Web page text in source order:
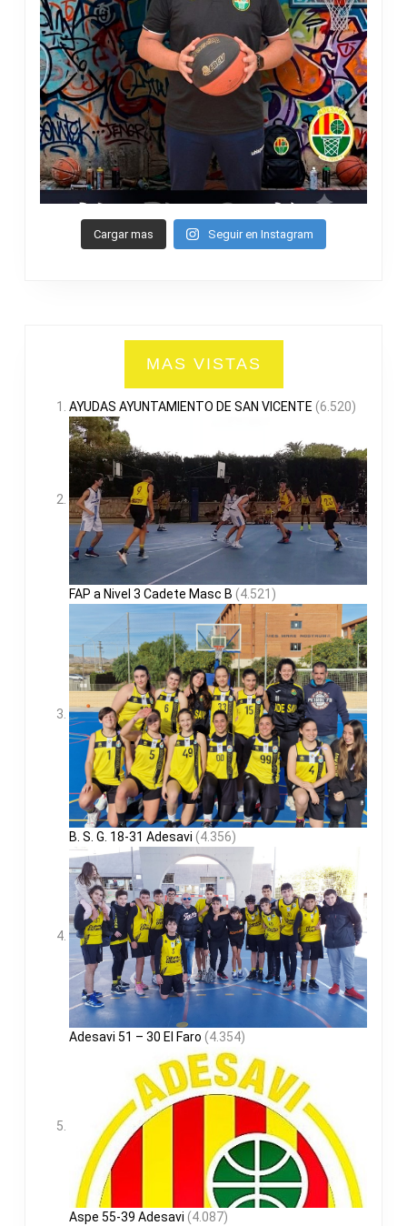
Cargar mas Seguir en Instagram
MAS VISTAS
AYUDAS AYUNTAMIENTO DE SAN VICENTE (6.520)
FAP a Nivel 3 Cadete Masc B (4.521)
B. S. G. 18-31 Adesavi (4.356)
Adesavi 51 – 30 El Faro (4.354)
Aspe 55-39 Adesavi (4.087)